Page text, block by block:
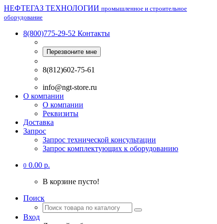
НЕФТЕГАЗ ТЕХНОЛОГИИ промышленное и строительное
оборудование
8(800)775-29-52 Контакты
Перезвоните мне
8(812)602-75-61
info@ngt-store.ru
О компании
О компании
Реквизиты
Доставка
Запрос
Запрос технической консультации
Запрос комплектующих к оборудованию
0 0.00 р.
В корзине пусто!
Поиск
Вход